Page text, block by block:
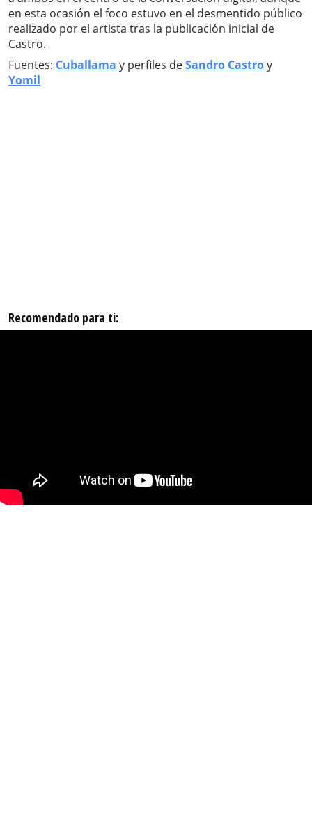
en esta ocasión el foco estuvo en el desmentido público
realizado por el artista tras la publicación inicial de
Castro.
Fuentes: Cuballama y perfiles deSandro Castroy
Yomil
Recomendado para ti: